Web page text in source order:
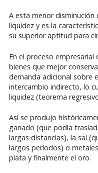
A esta menor disminución
liquidez y es la
su superior aptitud para
En el proceso empresarial
bienes que mejor
demanda adicional sobre
intercambio indirecto, lo
liquidez (teorema
Así se produjo
ganado (que podía
largas distancias), la sal
largos períodos) o
plata y finalmente el oro.